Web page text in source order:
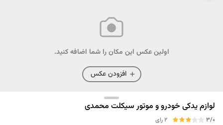
اولین عکس این مکان را شما اضافه کنید.
افزودن عکس
لوازم یدکی خودرو و موتور سیکلت محمدی
3/0
2 رای